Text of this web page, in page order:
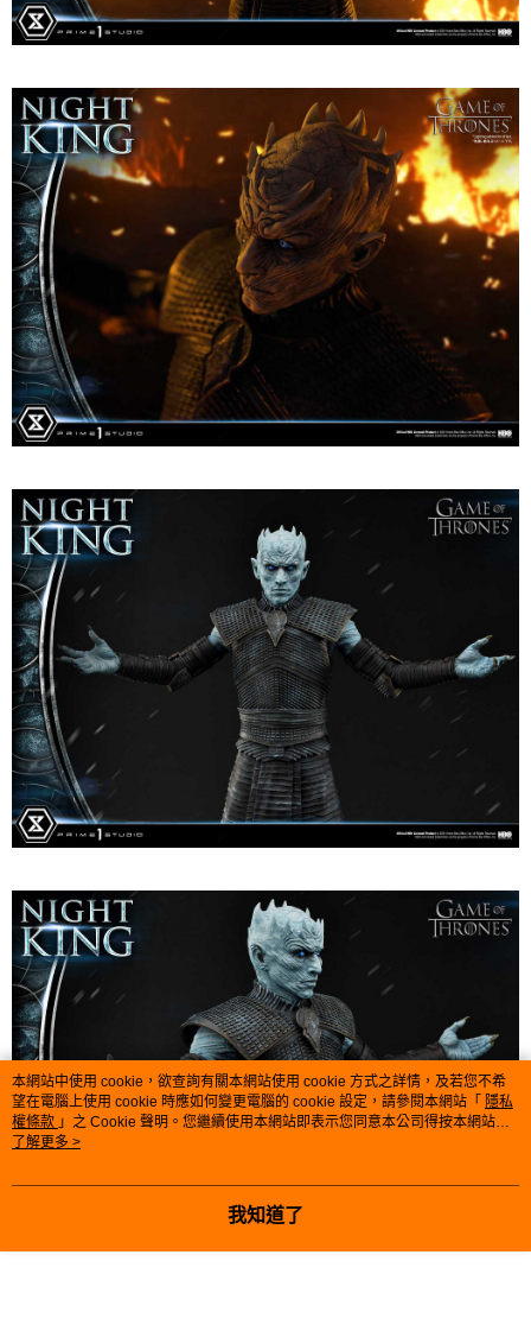
本網站中使用 cookie，欲查詢有關本網站使用 cookie 方式之詳情，及若您不希
望在電腦上使用 cookie 時應如何變更電腦的 cookie 設定，請參閱本網站「 隱私
權條款 」之 Cookie 聲明。您繼續使用本網站即表示您同意本公司得按本網站使
用條款之 Cookie 聲明使用 cookie。
了解更多 >
我知道了